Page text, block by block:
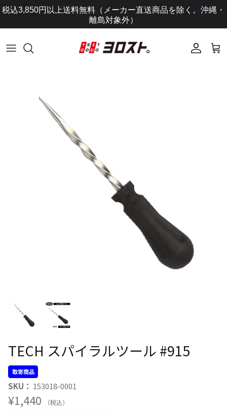
コ
テ
ツ
税込3,850円以上送料無料（メーカー直送商品を除く。沖縄・
離島対象外）
TECH スパイラルツール #915
取寄商品
SKU： 153018-0001
¥1,440 （税込）